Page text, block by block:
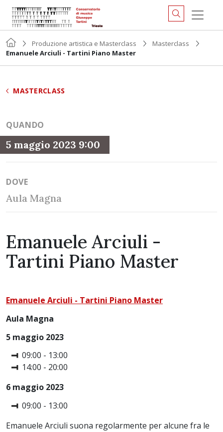
Produzione artistica e Masterclass
Masterclass
Emanuele Arciuli - Tartini Piano Master
MASTERCLASS
QUANDO
5 maggio 2023 9:00
DOVE
Aula Magna
Emanuele Arciuli -
Tartini Piano Master
Emanuele Arciuli - Tartini Piano Master
Aula Magna
5 maggio 2023
09:00 - 13:00
14:00 - 20:00
6 maggio 2023
09:00 - 13:00
Emanuele Arciuli suona regolarmente per alcune fra le